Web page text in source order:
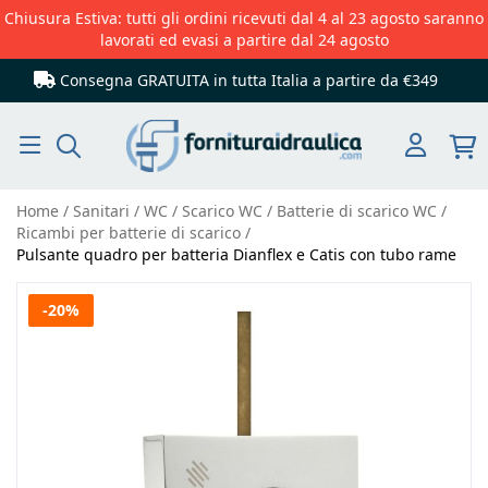
Chiusura Estiva: tutti gli ordini ricevuti dal 4 al 23 agosto saranno
lavorati ed evasi a partire dal 24 agosto
Consegna GRATUITA in tutta Italia a partire da €349
Home Sanitari WC Scarico WC
Batterie di scarico WC
Ricambi per batterie di scarico
Pulsante quadro per batteria Dianflex e Catis con tubo rame
Vai
-20%